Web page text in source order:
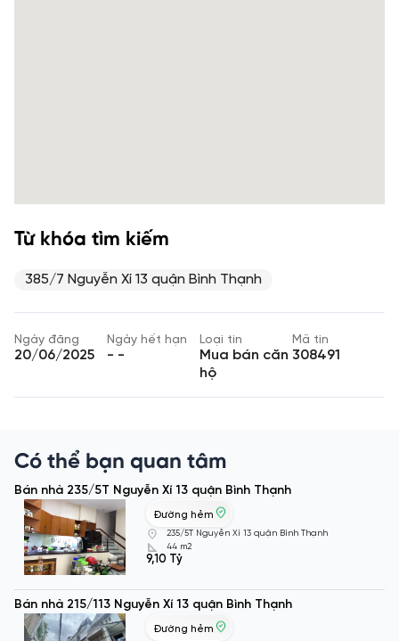
Từ khóa tìm kiếm
385/7 Nguyễn Xí 13 quận Bình Thạnh
Ngày đăng
20/06/2025
Ngày hết hạn
- -
Loại tin
Mua bán căn
hộ
Mã tin
308491
Có thể bạn quan tâm
Bán nhà 235/5T Nguyễn Xí 13 quận Bình Thạnh
Đường hẻm
235/5T Nguyễn Xí 13 quận Bình Thạnh
44 m2
9,10 Tỷ
Bán nhà 215/113 Nguyễn Xí 13 quận Bình Thạnh
Đường hẻm